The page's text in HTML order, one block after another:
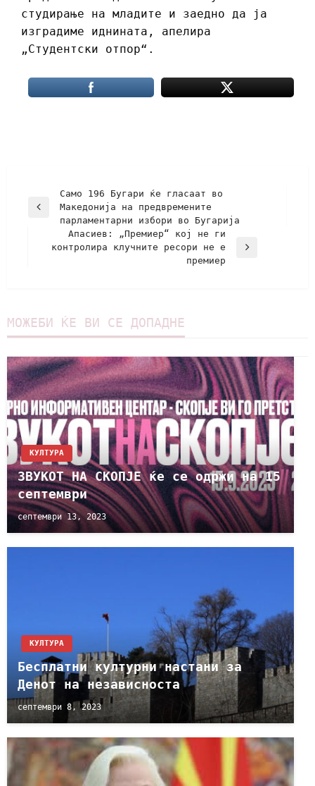
студирање на младите и заедно да ја
изградиме иднината, апелира
„Студентски отпор“.
Само 196 Бугари ќе гласаат во
Македонија на предвремените
парламентарни избори во Бугарија
Апасиев: „Премиер“ кој не ги
контролира клучните ресори не е
премиер
МОЖЕБИ ЌЕ ВИ СЕ ДОПАДНЕ
КУЛТУРА
ЗВУКОТ НА СКОПЈЕ ќе се одржи на 15
септември
септември 13, 2023
КУЛТУРА
Бесплатни културни настани за
Денот на независноста
септември 8, 2023